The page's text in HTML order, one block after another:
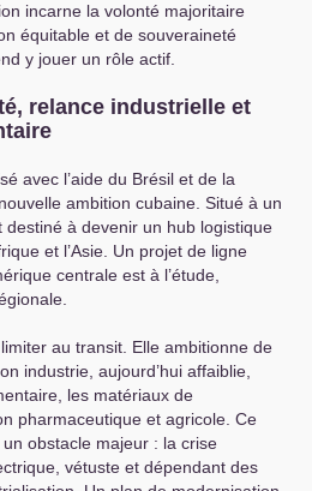
incarne la volonté majoritaire
équitable et de souveraineté
y jouer un rôle actif.
relance industrielle et
avec l’aide du Brésil et de la
ambition cubaine. Situé à un
à devenir un hub logistique
et l’Asie. Un projet de ligne
centrale est à l’étude,
au transit. Elle ambitionne de
industrie, aujourd’hui affaiblie,
les matériaux de
pharmaceutique et agricole. Ce
obstacle majeur : la crise
vétuste et dépendant des